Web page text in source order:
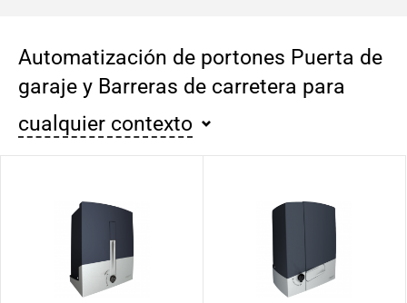
Automatización de portones Puerta de
garaje y Barreras de carretera para
cualquier contexto